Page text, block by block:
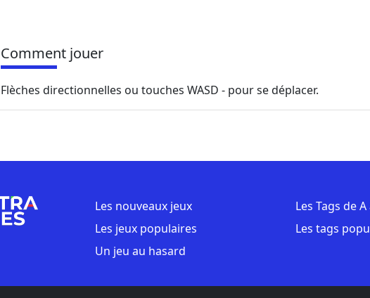
Comment jouer
Flèches directionnelles ou touches WASD - pour se déplacer.
Les nouveaux jeux
Les jeux populaires
Un jeu au hasard
Les Tags de A
Les tags